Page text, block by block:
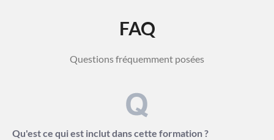
FAQ
Questions fréquemment posées
Qu'est ce qui est inclut dans cette formation ?